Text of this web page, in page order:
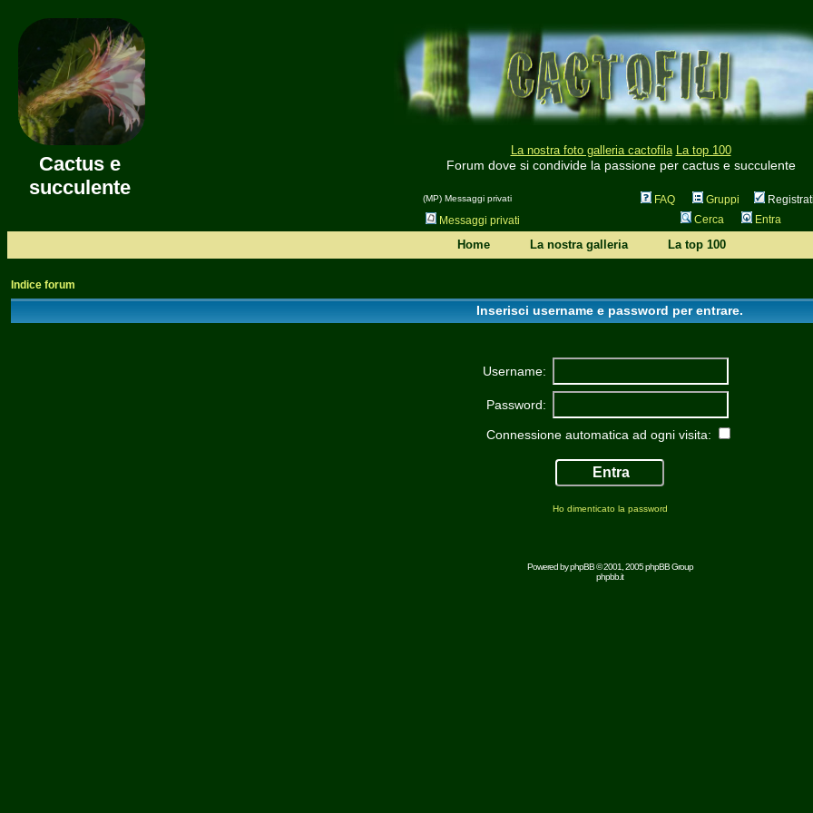
Cactus e
succulente
La nostra foto galleria cactofila La top 100
Forum dove si condivide la passione per cactus e succulente
(MP) Messaggi privati FAQ Gruppi
Messaggi privati
Cerca Entra
Home La nostra galleria La top 100
Indice forum
Inserisci username e password per entrare.
Username:
Password:
Connessione automatica ad ogni visita:
Ho dimenticato la password
Powered byphpBB© 2001, 2005 phpBB Group
phpbb.it